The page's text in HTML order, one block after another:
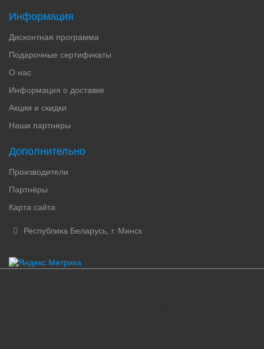
Информация
Дисконтная программа
Подарочные сертификаты
О нас
Информация о доставке
Акции и скидки
Наши партнеры
Дополнительно
Производители
Партнёры
Карта сайта
Республика Беларусь, г. Минск